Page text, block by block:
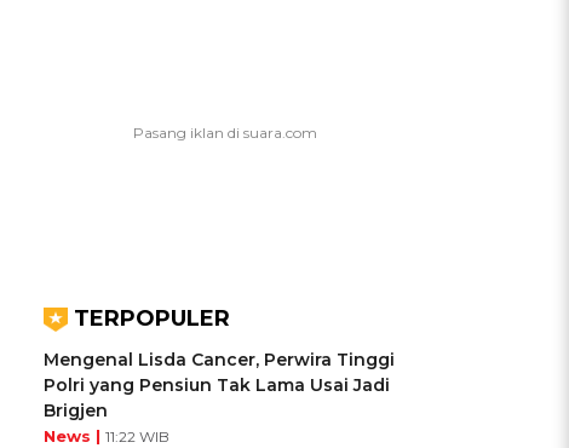
TERPOPULER
Mengenal Lisda Cancer, Perwira Tinggi
Polri yang Pensiun Tak Lama Usai Jadi
Brigjen
News | 11:22 WIB